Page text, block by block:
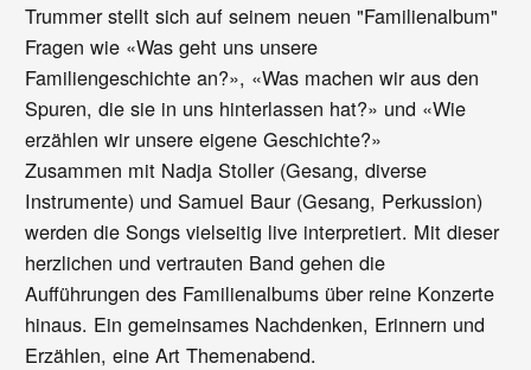
Trummer stellt sich auf seinem neuen "Familienalbum"
Fragen wie «Was geht uns unsere
Familiengeschichte an?», «Was machen wir aus den
Spuren, die sie in uns hinterlassen hat?» und «Wie
erzählen wir unsere eigene Geschichte?»
Zusammen mit Nadja Stoller (Gesang, diverse
Instrumente) und Samuel Baur (Gesang, Perkussion)
werden die Songs vielseitig live interpretiert. Mit dieser
herzlichen und vertrauten Band gehen die
Aufführungen des Familienalbums über reine Konzerte
hinaus. Ein gemeinsames Nachdenken, Erinnern und
Erzählen, eine Art Themenabend.